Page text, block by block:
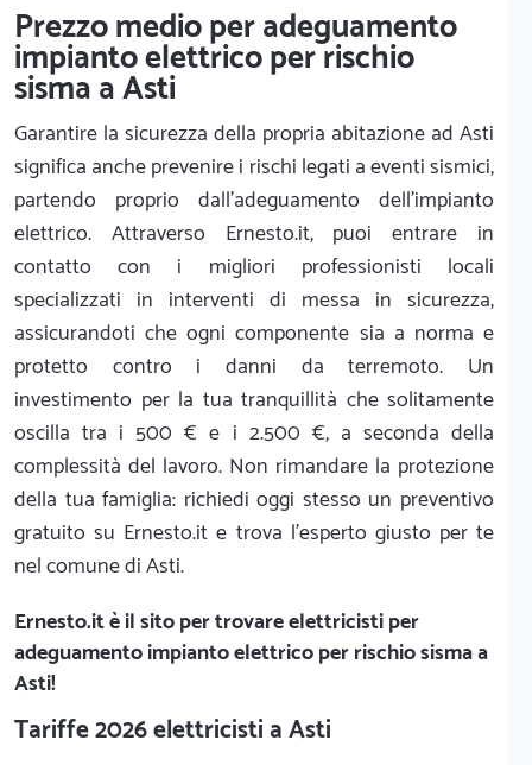
Prezzo medio per adeguamento
impianto elettrico per rischio
sisma a Asti
Garantire la sicurezza della propria abitazione ad Asti
significa anche prevenire i rischi legati a eventi sismici,
partendo proprio dall'adeguamento dell'impianto
elettrico. Attraverso Ernesto.it, puoi entrare in
contatto con i migliori professionisti locali
specializzati in interventi di messa in sicurezza,
assicurandoti che ogni componente sia a norma e
protetto contro i danni da terremoto. Un
investimento per la tua tranquillità che solitamente
oscilla tra i 500 € e i 2.500 €, a seconda della
complessità del lavoro. Non rimandare la protezione
della tua famiglia: richiedi oggi stesso un preventivo
gratuito su Ernesto.it e trova l'esperto giusto per te
nel comune di Asti.
Ernesto.itè il sito per trovare elettricisti per
adeguamento impianto elettrico per rischio sisma a
Asti!
Tariffe 2026 elettricisti a Asti